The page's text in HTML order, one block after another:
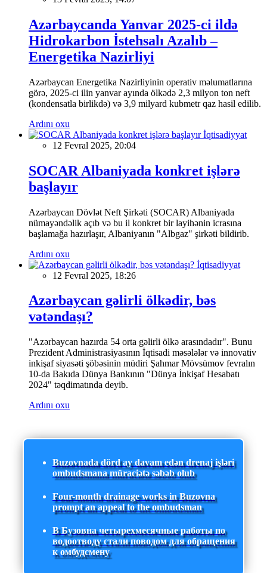
Azərbaycanda Yanvar 2025-ci ildə
Hidrokarbon İstehsalı Azalıb –
Energetika Nazirliyi
Azərbaycan Energetika Nazirliyinin operativ məlumatlarına
görə, 2025-ci ilin yanvar ayında ölkədə 2,3 milyon ton neft
(kondensatla birlikdə) və 3,9 milyard kubmetr qaz hasil edilib.
Ardını oxu
İqtisadiyyat
12 Fevral 2025, 20:04
SOCAR Albaniyada konkret işlərə
başlayır
Azərbaycan Dövlət Neft Şirkəti (SOCAR) Albaniyada
nümayəndəlik açıb və bu il konkret bir layihənin icrasına
başlamağa hazırlaşır, Albaniyanın "Albgaz" şirkəti bildirib.
Ardını oxu
İqtisadiyyat
12 Fevral 2025, 18:26
Azərbaycan gəlirli ölkədir, bəs
vətəndaşı?
"Azərbaycan hazırda 54 orta gəlirli ölkə arasındadır". Bunu
Prezident Administrasiyasının İqtisadi məsələlər və innovativ
inkişaf siyasəti şöbəsinin müdiri Şahmar Mövsümov fevralın
10-da Bakıda Dünya Bankının "Dünya İnkişaf Hesabatı
2024" təqdimatında deyib.
Ardını oxu
Buzovnada dörd ay davam edən drenaj işləri
ombudsmana müraciətə səbəb olub
Four-month drainage works in Buzovna
prompt an appeal to the ombudsman
В Бузовна четырехмесячные работы по
водоотводу стали поводом для обращения
к омбудсмену